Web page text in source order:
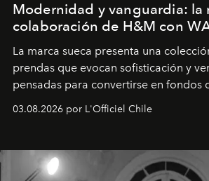
Modernidad y vanguardia: la
colaboración de H&M con
La marca sueca presenta una
prendas que evocan sofisticación y
pensadas para convertirse en fondos
Disponible en Chile desde el 6 de
03.08.2026 por L'Officiel Chile